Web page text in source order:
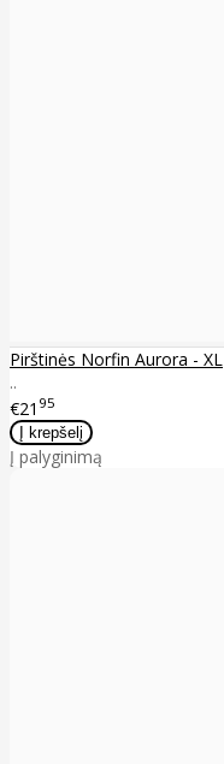
Pirštinės Norfin Aurora - XL
..
€21 95
Į palyginimą